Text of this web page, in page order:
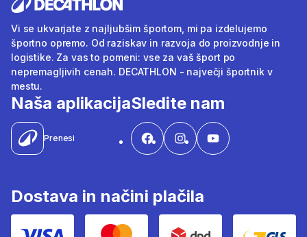
Vi se ukvarjate z najljubšim športom, mi pa izdelujemo
športno opremo. Od raziskav in razvoja do proizvodnje in
logistike. Za vas to pomeni: vse za vaš šport po
nepremagljivih cenah. DECATHLON - največji športnik v
mestu.
Naša aplikacija
Prenesi
Sledite nam
Dostava in načini plačila